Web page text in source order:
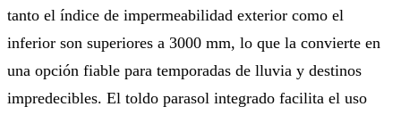
tanto el índice de impermeabilidad exterior como el
inferior son superiores a 3000 mm, lo que la convierte en
una opción fiable para temporadas de lluvia y destinos
impredecibles. El toldo parasol integrado facilita el uso